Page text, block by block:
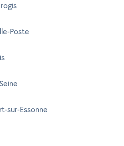
Poste
sur-Essonne